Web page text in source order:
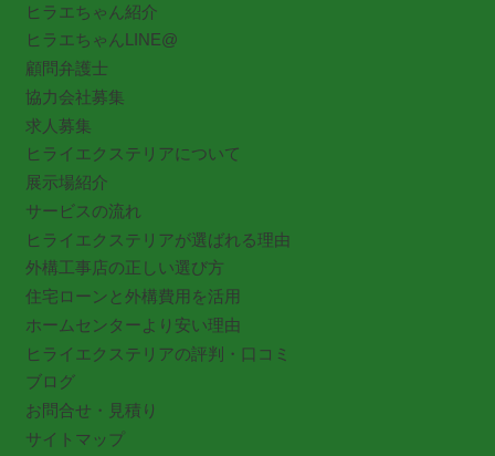
ヒラエちゃん紹介
ヒラエちゃんLINE@
顧問弁護士
協力会社募集
求人募集
ヒライエクステリアについて
展示場紹介
サービスの流れ
ヒライエクステリアが選ばれる理由
外構工事店の正しい選び方
住宅ローンと外構費用を活用
ホームセンターより安い理由
ヒライエクステリアの評判・口コミ
ブログ
お問合せ・見積り
サイトマップ